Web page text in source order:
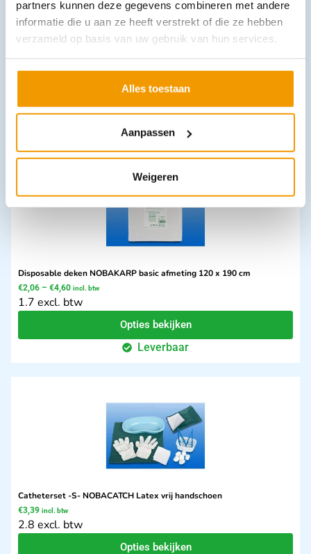
partners kunnen deze gegevens combineren met andere
informatie die u aan ze heeft verstrekt of die ze hebben
verzameld op basis van uw gebruik van hun services.
Alles toestaan
Aanpassen
Weigeren
Disposable deken NOBAKARP basic afmeting 120 x 190 cm
€2,06 – €4,60 incl. btw
1.7 excl. btw
Opties bekijken
Leverbaar
Catheterset -S- NOBACATCH Latex vrij handschoen
€3,39 incl. btw
2.8 excl. btw
Opties bekijken